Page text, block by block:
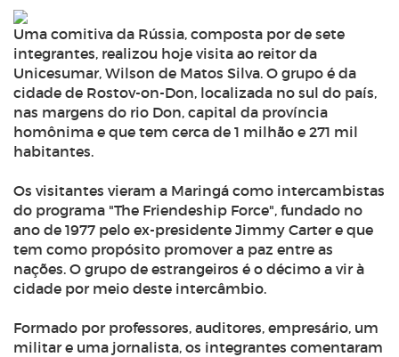
Uma comitiva da Rússia, composta por de sete
integrantes, realizou hoje visita ao reitor da
Unicesumar, Wilson de Matos Silva. O grupo é da
cidade de Rostov-on-Don, localizada no sul do país,
nas margens do rio Don, capital da província
homônima e que tem cerca de 1 milhão e 271 mil
habitantes.
Os visitantes vieram a Maringá como intercambistas
do programa "The Friendeship Force", fundado no
ano de 1977 pelo ex-presidente Jimmy Carter e que
tem como propósito promover a paz entre as
nações. O grupo de estrangeiros é o décimo a vir à
cidade por meio deste intercâmbio.
Formado por professores, auditores, empresário, um
militar e uma jornalista, os integrantes comentaram